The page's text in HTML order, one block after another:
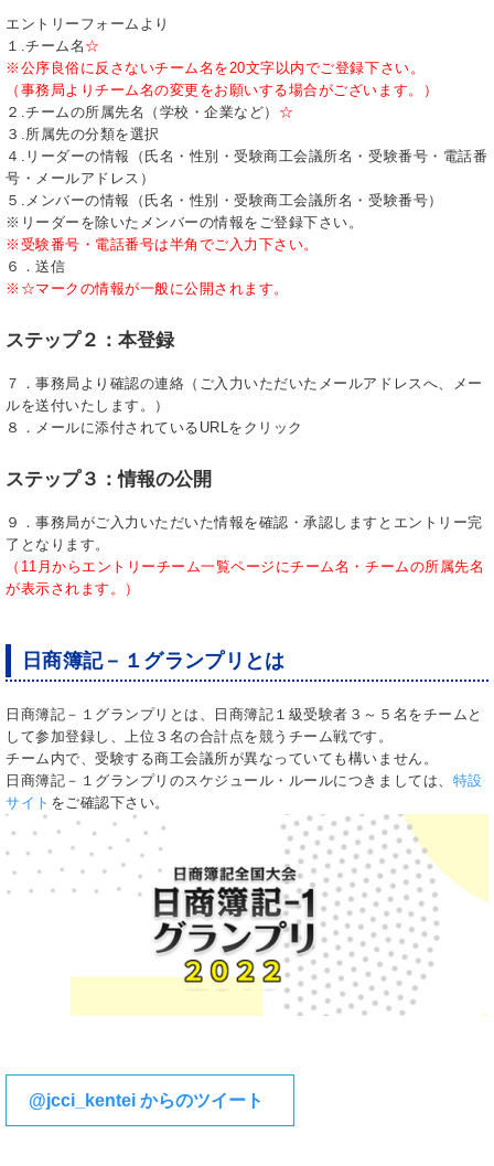
エントリーフォームより
１.チーム名 ☆
※公序良俗に反さないチーム名を20文字以内でご登録下さい。
（事務局よりチーム名の変更をお願いする場合がございます。）
２.チームの所属先名（学校・企業など） ☆
３.所属先の分類を選択
４.リーダーの情報（氏名・性別・受験商工会議所名・受験番号・電話番
号・メールアドレス）
５.メンバーの情報（氏名・性別・受験商工会議所名・受験番号）
※リーダーを除いたメンバーの情報をご登録下さい。
※受験番号・電話番号は半角でご入力下さい。
６．送信
※☆マークの情報が一般に公開されます。
ステップ２：本登録
７．事務局より確認の連絡（ご入力いただいたメールアドレスへ、メー
ルを送付いたします。）
８．メールに添付されているURLをクリック
ステップ３：情報の公開
９．事務局がご入力いただいた情報を確認・承認しますとエントリー完
了となります。
（11月からエントリーチーム一覧ページにチーム名・チームの所属先名
が表示されます。）
日商簿記－１グランプリとは
日商簿記－１グランプリとは、日商簿記１級受験者３～５名をチームと
して参加登録し、上位３名の合計点を競うチーム戦です。
チーム内で、受験する商工会議所が異なっていても構いません。
日商簿記－１グランプリのスケジュール・ルールにつきましては、 特設
サイト をご確認下さい。
@jcci_kentei からのツイート